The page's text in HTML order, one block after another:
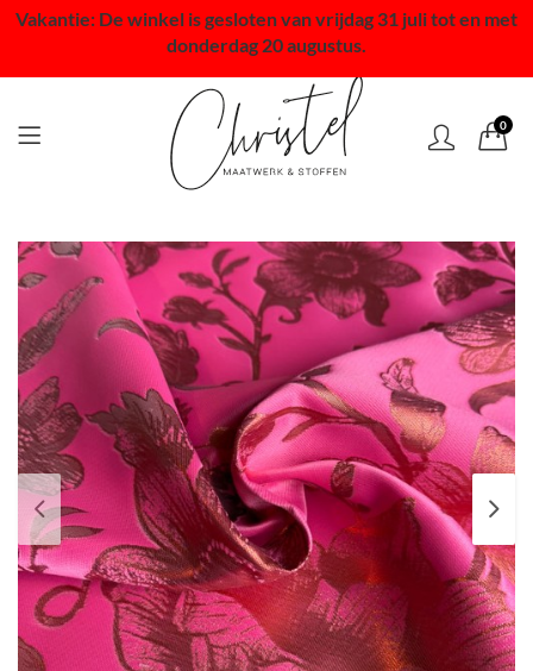
Vakantie: De winkel is gesloten van vrijdag 31 juli tot en met
donderdag 20 augustus.
0